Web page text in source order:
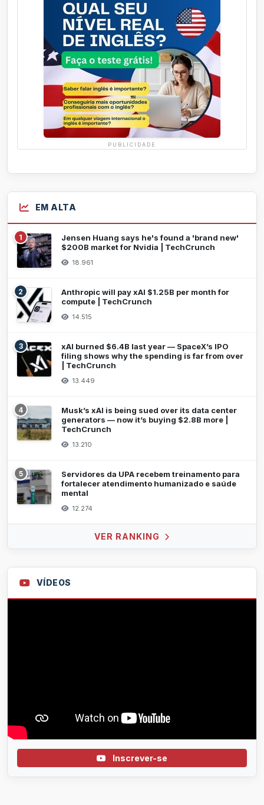
PUBLICIDADE
EM ALTA
1
Jensen Huang says he's found a 'brand new'
$200B market for Nvidia | TechCrunch
18.961
2
Anthropic will pay xAI $1.25B per month for
compute | TechCrunch
14.515
3
xAI burned $6.4B last year — SpaceX’s IPO
filing shows why the spending is far from over
| TechCrunch
13.449
4
Musk’s xAI is being sued over its data center
generators — now it’s buying $2.8B more |
TechCrunch
13.210
5
Servidores da UPA recebem treinamento para
fortalecer atendimento humanizado e saúde
mental
12.274
VER RANKING
VÍDEOS
Inscrever-se